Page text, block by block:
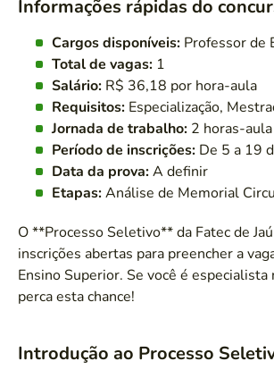
Informações rápidas do
Cargos disponíveis: Professor de
Total de vagas: 1
Salário: R$ 36,18 por hora-aula
Requisitos: Especialização,
Jornada de trabalho: 2 horas-aula
Período de inscrições: De 5 a 19
Data da prova:A definir
Etapas:Análise de Memorial
O **Processo Seletivo** da Fatec de
inscrições abertas para preencher a
Ensino Superior. Se você é especialista
perca esta chance!
Introdução ao Processo